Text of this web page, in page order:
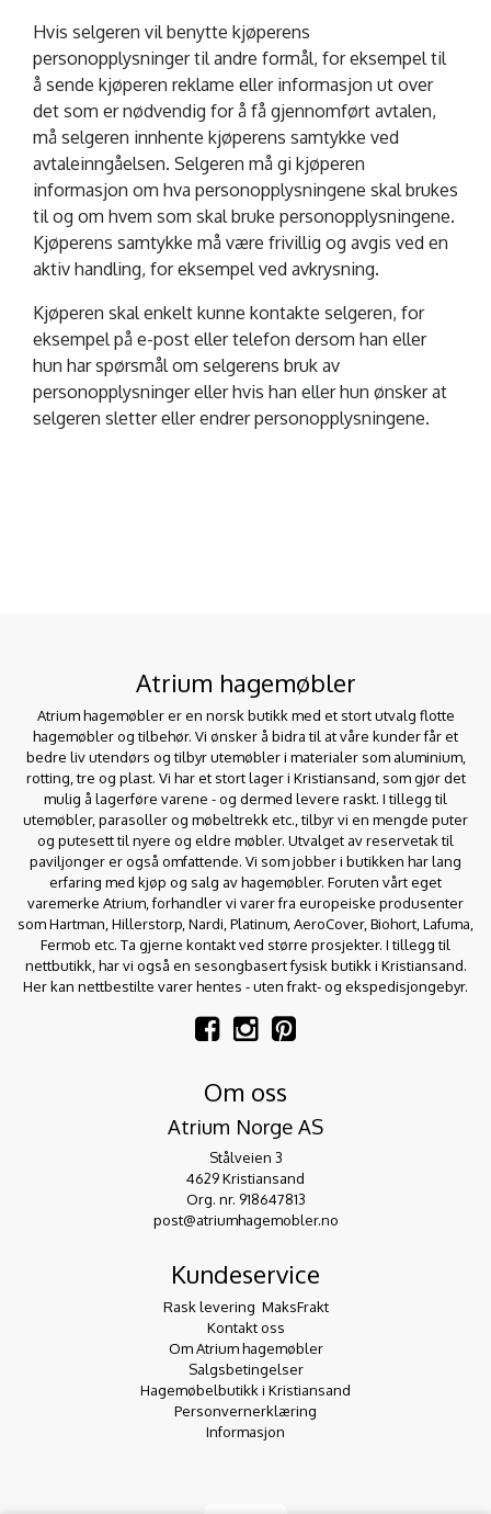
Hvis selgeren vil benytte kjøperens
personopplysninger til andre formål, for eksempel til
å sende kjøperen reklame eller informasjon ut over
det som er nødvendig for å få gjennomført avtalen,
må selgeren innhente kjøperens samtykke ved
avtaleinngåelsen. Selgeren må gi kjøperen
informasjon om hva personopplysningene skal brukes
til og om hvem som skal bruke personopplysningene.
Kjøperens samtykke må være frivillig og avgis ved en
aktiv handling, for eksempel ved avkrysning.
Kjøperen skal enkelt kunne kontakte selgeren, for
eksempel på e-post eller telefon dersom han eller
hun har spørsmål om selgerens bruk av
personopplysninger eller hvis han eller hun ønsker at
selgeren sletter eller endrer personopplysningene.
Atrium hagemøbler
Atrium hagemøbler er en norsk butikk med et stort utvalg flotte
hagemøbler og tilbehør. Vi ønsker å bidra til at våre kunder får et
bedre liv utendørs og tilbyr utemøbler i materialer som aluminium,
rotting, tre og plast. Vi har et stort lager i Kristiansand, som gjør det
mulig å lagerføre varene - og dermed levere raskt. I tillegg til
utemøbler, parasoller og møbeltrekk etc., tilbyr vi en mengde puter
og putesett til nyere og eldre møbler. Utvalget av reservetak til
paviljonger er også omfattende. Vi som jobber i butikken har lang
erfaring med kjøp og salg av hagemøbler. Foruten vårt eget
varemerke Atrium, forhandler vi varer fra europeiske produsenter
som Hartman, Hillerstorp, Nardi, Platinum, AeroCover, Biohort, Lafuma,
Fermob etc. Ta gjerne kontakt ved større prosjekter. I tillegg til
nettbutikk, har vi også en sesongbasert fysisk butikk i Kristiansand.
Her kan nettbestilte varer hentes - uten frakt- og ekspedisjongebyr.
Om oss
Atrium Norge AS
Stålveien 3
4629 Kristiansand
Org. nr. 918647813
post@atriumhagemobler.no
Kundeservice
Rask levering  MaksFrakt
Kontakt oss
Om Atrium hagemøbler
Salgsbetingelser
Hagemøbelbutikk i Kristiansand
Personvernerklæring
Informasjon